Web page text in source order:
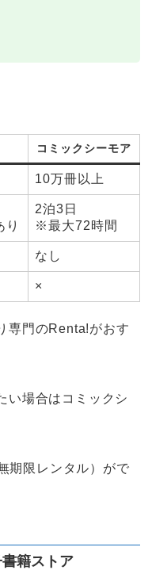
コミックシーモア
10万冊以上
り
2泊3日
※最大72時間
なし
×
専門のRenta!がおす
い場合はコミックシ
期限レンタル）がで
籍ストア